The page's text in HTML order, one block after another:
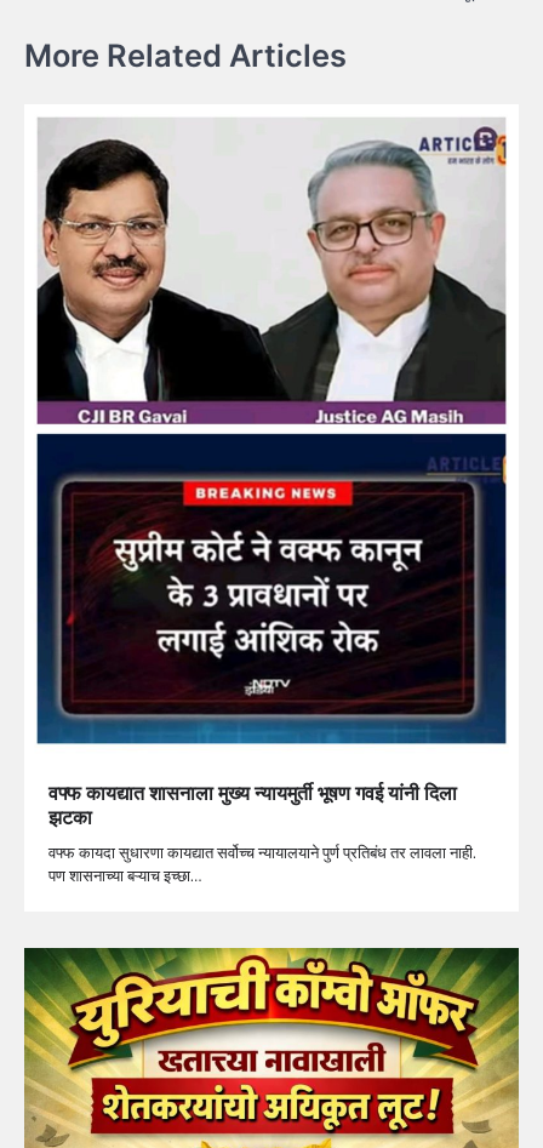
More Related Articles
वफ्फ कायद्यात शासनाला मुख्य न्यायमुर्ती भूषण गवई यांनी दिला
झटका
वफ्फ कायदा सुधारणा कायद्यात सर्वोच्च न्यायालयाने पुर्ण प्रतिबंध तर लावला नाही.
पण शासनाच्या बऱ्याच इच्छा…